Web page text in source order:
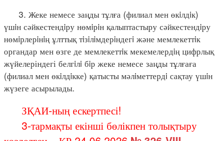
3. Жеке немесе заңды тұлға (филиал мен өкiлдiк)
үшiн сәйкестендiру нөмiрiн қалыптастыру сәйкестендiру
нөмiрлерiнiң ұлттық тiзiлiмдерiндегi және мемлекеттiк
органдар мен өзге де мемлекеттiк мекемелердiң цифрлық
жүйелеріндегі белгiлi бiр жеке немесе заңды тұлғаға
(филиал мен өкiлдiкке) қатысты мәлiметтердi сақтау үшiн
жүзеге асырылады.
ЗҚАИ-ның ескертпесі!
3-тармақты екінші бөлікпен толықтыру